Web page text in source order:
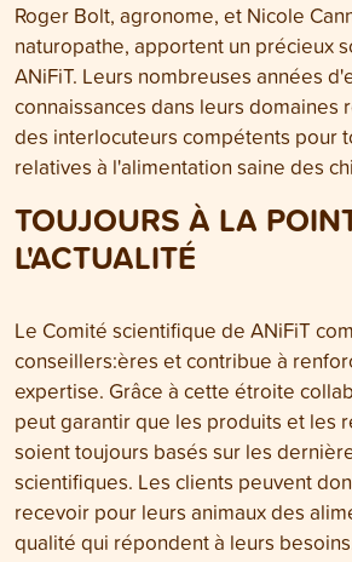
Roger Bolt, agronome, et Nicole
naturopathe, apportent un précieux
ANiFiT. Leurs nombreuses années
connaissances dans leurs domaines
des interlocuteurs compétents pour
relatives à l'alimentation saine des
TOUJOURS À LA
L'ACTUALITÉ
Le Comité scientifique de ANiFiT
conseillers:ères et contribue à
expertise. Grâce à cette étroite
peut garantir que les produits et les
soient toujours basés sur les
scientifiques. Les clients peuvent
recevoir pour leurs animaux des
qualité qui répondent à leurs